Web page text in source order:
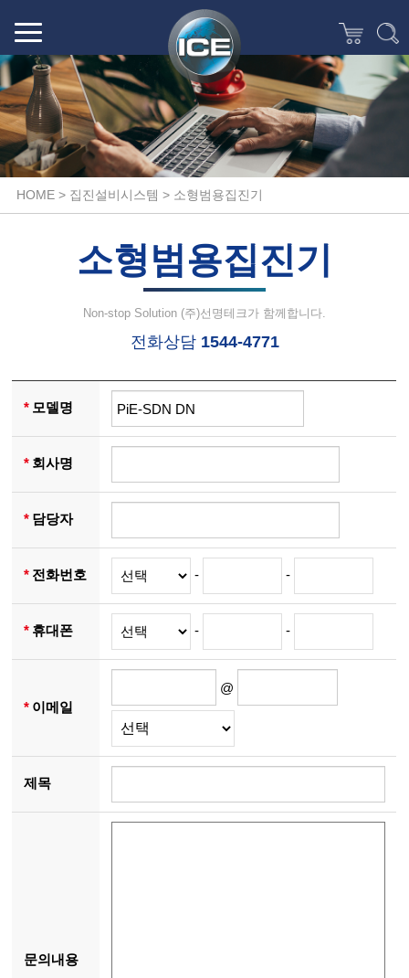
HOME > 집진설비시스템 > 소형범용집진기
소형범용집진기
Non-stop Solution (주)선명테크가 함께합니다.
전화상담 1544-4771
* 모델명
* 회사명
* 담당자
* 전화번호 - -
* 휴대폰 - -
* 이메일
@
제목
문의내용